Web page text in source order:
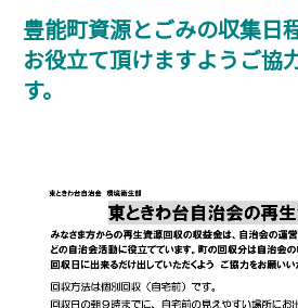
豊能町資源とごみの収集日
お役立て頂けますようご協
す。